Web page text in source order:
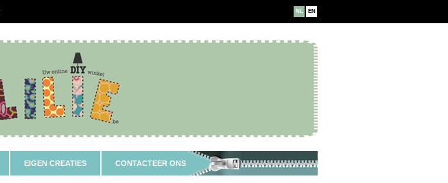
NL EN
EIGEN CREATIES CONTACTEER ONS